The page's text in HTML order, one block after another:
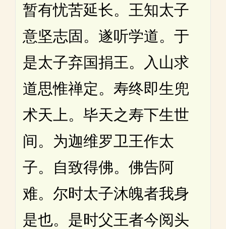
暂有忧苦延长。王知太子
意坚志固。遂听学道。于
是太子弃国捐王。入山求
道思惟禅定。寿终即生兜
术天上。毕天之寿下生世
间。为迦维罗卫王作太
子。自致得佛。佛告阿
难。尔时太子沐魄者我身
是也。是时父王者今阅头